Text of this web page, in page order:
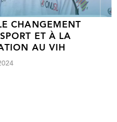
CHANGEMENT
ET À LA
AU VIH